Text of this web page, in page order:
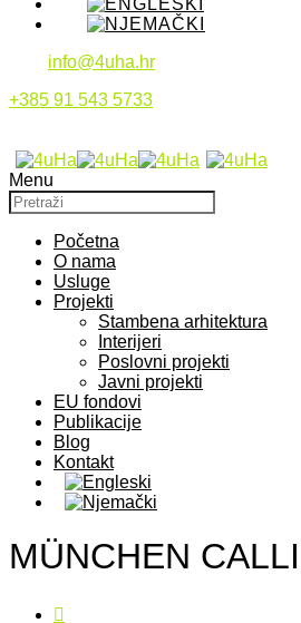
info@4uha.hr
+385 91 543 5733
Menu
Početna
O nama
Usluge
Projekti
Stambena arhitektura
Interijeri
Poslovni projekti
Javni projekti
EU fondovi
Publikacije
Blog
Kontakt
MÜNCHEN